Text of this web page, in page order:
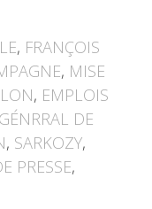
, FRANÇOIS
, MISE
, EMPLOIS
DE
, SARKOZY,
PRESSE,